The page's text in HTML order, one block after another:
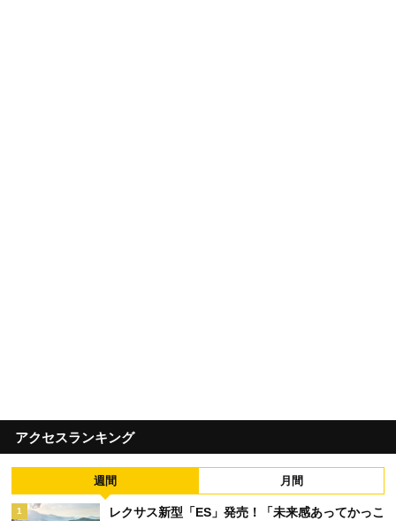
アクセスランキング
週間 月間
1
レクサス新型「ES」発売！「未来感あってかっこ